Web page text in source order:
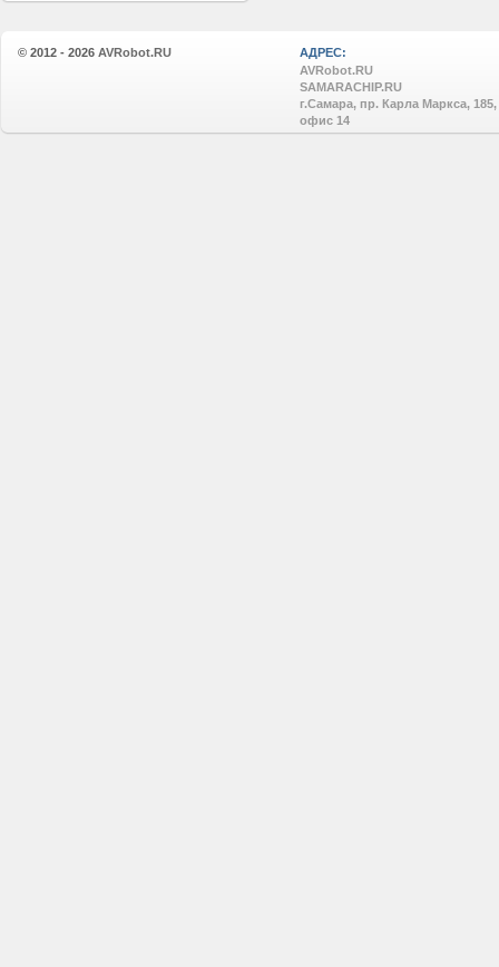
© 2012 - 2026 AVRobot.RU
АДРЕС:
AVRobot.RU
SAMARACHIP.RU
г.Самара, пр. Карла Маркса, 185,
офис 14